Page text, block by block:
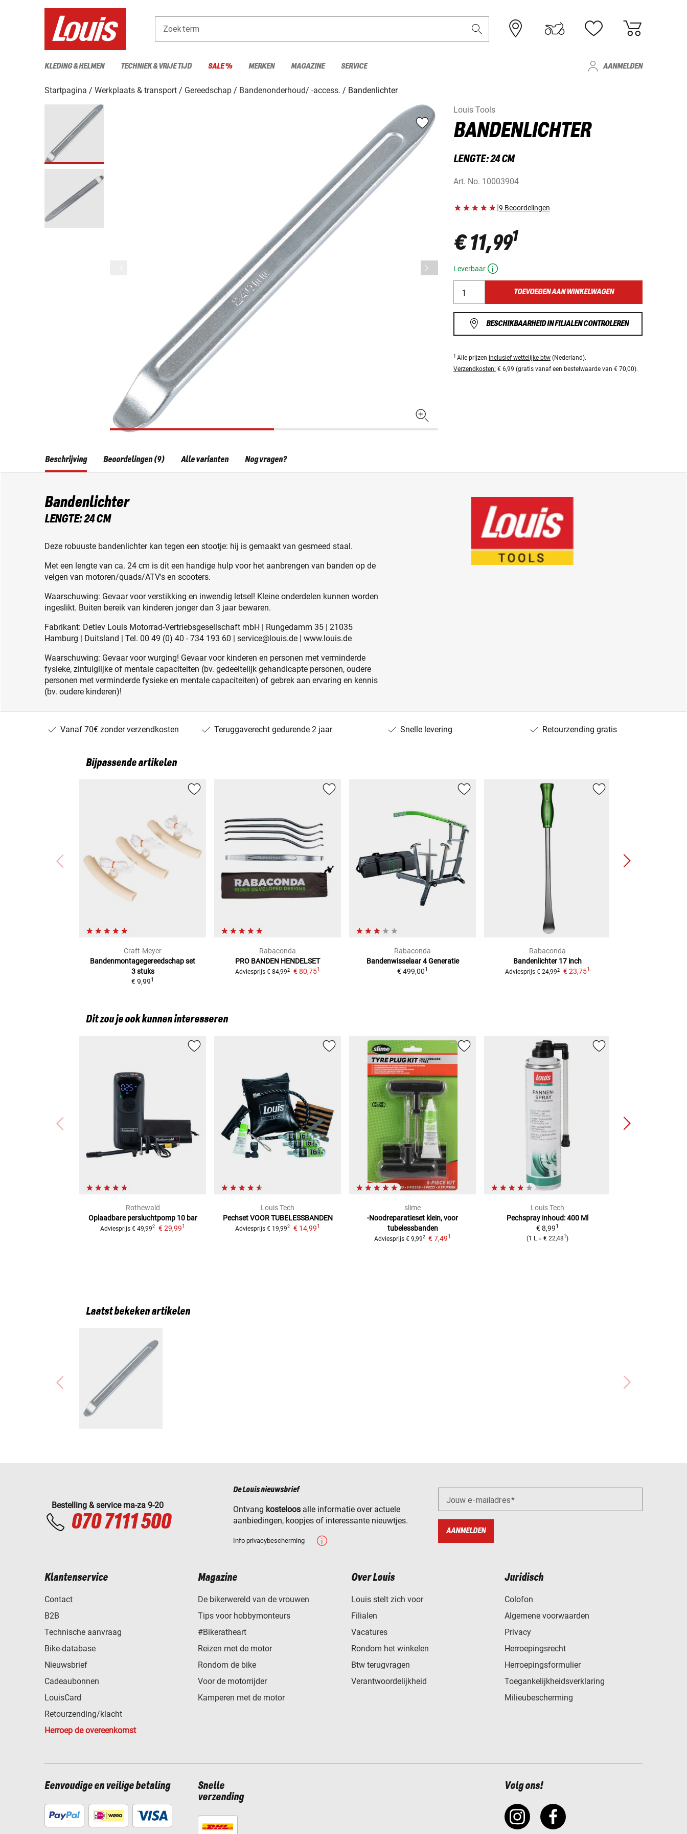
Zoekterm
KLEDING & HELMEN TECHNIEK & VRIJE TIJD SALE % MERKEN MAGAZINE SERVICE AANMELDEN
Startpagina Werkplaats & transport Gereedschap Bandenonderhoud/ -access.
Bandenlichter
Louis Tools
BANDENLICHTER
LENGTE: 24 CM
Art. No. 10003904
|9 Beoordelingen
€ 11,991
Leverbaar
TOEVOEGEN AAN WINKELWAGEN
BESCHIKBAARHEID IN FILIALEN CONTROLEREN
1 Alle prijzen inclusief wettelijke btw (Nederland).
Verzendkosten: € 6,99 (gratis vanaf een bestelwaarde van € 70,00).
Beschrijving
Bandenlichter
LENGTE: 24 CM
Deze robuuste bandenlichter kan tegen een stootje: hij is gemaakt van gesmeed staal.
Met een lengte van ca. 24 cm is dit een handige hulp voor het aanbrengen van banden op de
velgen van motoren/quads/ATV's en scooters.
Waarschuwing: Gevaar voor verstikking en inwendig letsel! Kleine onderdelen kunnen worden
ingeslikt. Buiten bereik van kinderen jonger dan 3 jaar bewaren.
Fabrikant: Detlev Louis Motorrad-Vertriebsgesellschaft mbH | Rungedamm 35 | 21035
Hamburg | Duitsland | Tel. 00 49 (0) 40 - 734 193 60 | service@louis.de | www.louis.de
Waarschuwing: Gevaar voor wurging! Gevaar voor kinderen en personen met verminderde
fysieke, zintuiglijke of mentale capaciteiten (bv. gedeeltelijk gehandicapte personen, oudere
personen met verminderde fysieke en mentale capaciteiten) of gebrek aan ervaring en kennis
(bv. oudere kinderen)!
Beoordelingen (9) Alle varianten Nog vragen?
Vanaf 70€ zonder verzendkosten Teruggaverecht gedurende 2 jaar Snelle levering Retourzending gratis
Bijpassende artikelen
Craft-Meyer
Bandenmontagegereedschapset
3 stuks
€ 9,991
Rabaconda
PRO BANDEN HENDELSET
Adviesprijs € 84,992 € 80,751
Rabaconda
Bandenwisselaar 4 Generatie
€ 499,001
Rabaconda
Bandenlichter 17 inch
Adviesprijs € 24,992 € 23,751
Dit zou je ook kunnen interesseren
Rothewald
Oplaadbare persluchtpomp 10 bar
Adviesprijs € 49,992 € 29,991
Louis Tech
Pechset VOOR TUBELESSBANDEN
Adviesprijs € 19,992 € 14,991
slime
-Noodreparatieset klein, voor
tubelessbanden
Adviesprijs € 9,992 € 7,491
Louis Tech
Pechspray inhoud: 400 Ml
€ 8,991
(1 L= € 22,481 )
Laatst bekeken artikelen
Bestelling & service ma-za 9-20
070 7111 500
De Louis nieuwsbrief
Ontvang kosteloos alle informatie over actuele
aanbiedingen, koopjes of interessante nieuwtjes.
Info privacybescherming
Jouw e-mailadres
AANMELDEN
Klantenservice
Contact
B2B
Technische aanvraag
Bike-database
Nieuwsbrief
Cadeaubonnen
LouisCard
Retourzending/klacht
Herroep de overeenkomst
Magazine
De bikerwereld van de vrouwen
Tips voor hobbymonteurs
#Bikeratheart
Reizen met de motor
Rondom de bike
Voor de motorrijder
Kamperen met de motor
Over Louis
Louis stelt zich voor
Filialen
Vacatures
Rondom het winkelen
Btw terugvragen
Verantwoordelijkheid
Juridisch
Colofon
Algemene voorwaarden
Privacy
Herroepingsrecht
Herroepingsformulier
Toegankelijkheidsverklaring
Milieubescherming
Eenvoudige en veilige betaling
Snelle
verzending
Volg ons!